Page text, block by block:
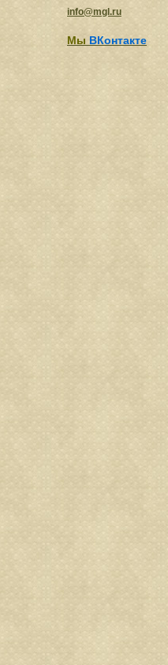
info@mgl.ru
Мы ВКонтакте